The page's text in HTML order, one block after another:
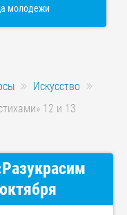
молодежи
Искусство
12 и 13